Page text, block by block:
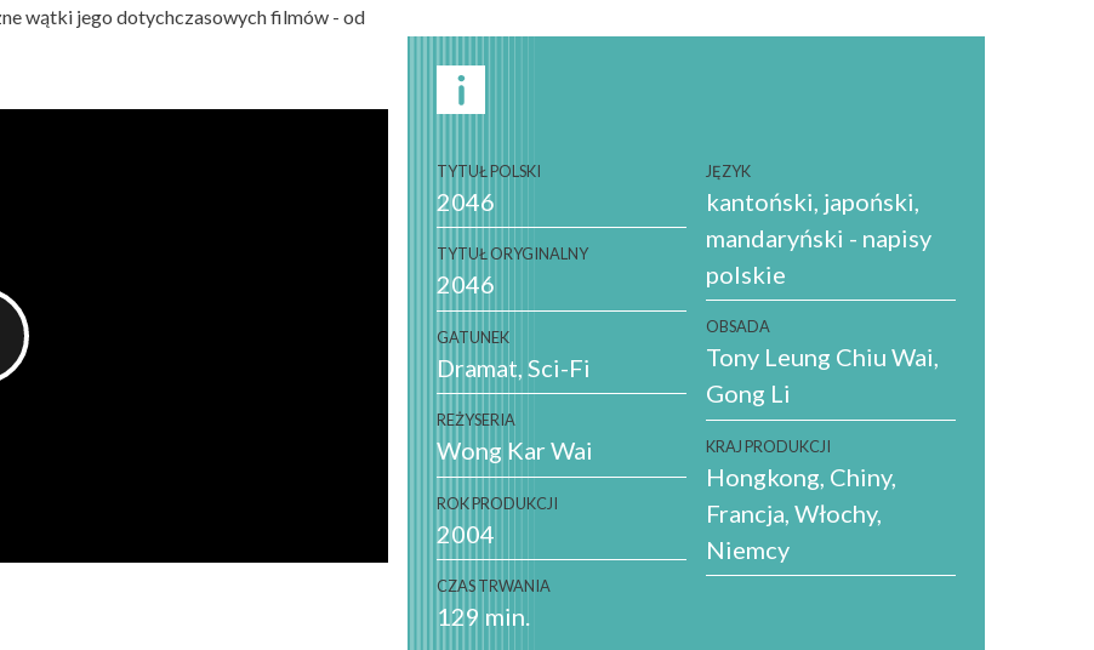
wątki jego dotychczasowych filmów - od
TYTUŁ POLSKI
2046
TYTUŁ ORYGINALNY
2046
GATUNEK
Dramat Sci-Fi
REŻYSERIA
Wong Kar Wai
ROK PRODUKCJI
2004
CZAS TRWANIA
129 min.
JĘZYK
kantoński japoński
mandaryński - napisy
polskie
OBSADA
Tony Leung Chiu Wai
Gong Li
KRAJ PRODUKCJI
Hongkong Chiny
Francja Włochy
Niemcy